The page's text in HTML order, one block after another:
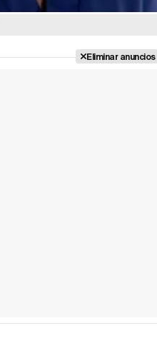
Eliminar anuncios